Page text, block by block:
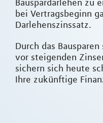
Bauspardarlehen zu
bei Vertragsbeginn
Darlehenszinssatz.
Durch das
vor steigenden
sichern sich heute
Ihre zukünftige